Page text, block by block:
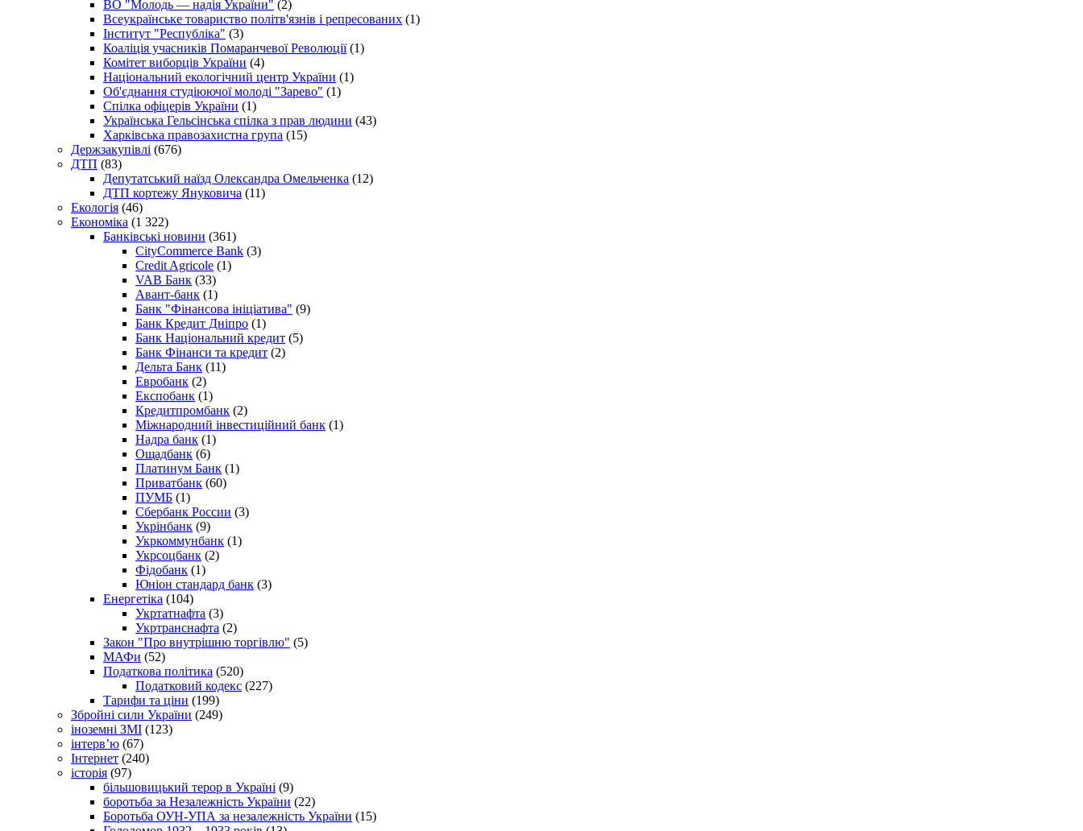
ВО "Молодь — надія України" (2)
Всеукраїнське товариство політв'язнів і репресованих (1)
Інститут "Республіка" (3)
Коаліція учасників Помаранчевої Революції(1)
Комітет виборців України (4)
Національний екологічний центр України (1)
Об'єднання студіюючої молоді "Зарево" (1)
Спілка офіцерів України (1)
Українська Гельсінська спілка з прав людини (43)
Харківська правозахистна група (15)
Держзакупівлі (676)
ДТП (83)
Депутатський наїзд Олександра Омельченка (12)
ДТП кортежу Януковича (11)
Екологія (46)
Економіка (1 322)
Банківські новини (361)
CityCommerce Bank (3)
Credit Agricole (1)
VAB Банк (33)
Авант-банк (1)
Банк "Фінансова ініціатива" (9)
Банк Кредит Дніпро (1)
Банк Національний кредит (5)
Банк Фінанси та кредит (2)
Дельта Банк (11)
Евробанк (2)
Експобанк (1)
Кредитпромбанк (2)
Міжнародний інвестиційний банк (1)
Надра банк (1)
Ощадбанк (6)
Платинум Банк (1)
Приватбанк (60)
ПУМБ (1)
Сбербанк России (3)
Укрінбанк (9)
Укркоммунбанк (1)
Укрсоцбанк (2)
Фідобанк (1)
Юніон стандард банк (3)
Енергетіка (104)
Укртатнафта (3)
Укртранснафта (2)
Закон "Про внутрішню торгівлю" (5)
МАФи (52)
Податкова політика (520)
Податковий кодекс (227)
Тарифи та ціни (199)
Збройні сили України (249)
іноземні ЗМІ (123)
інтерв’ю (67)
Інтернет (240)
історія (97)
більшовицький терор в Україні (9)
боротьба за Незалежність України (22)
Боротьба ОУН-УПА за незалежність України (15)